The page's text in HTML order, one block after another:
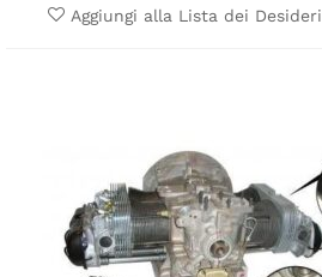
Aggiungi alla Lista dei Desideri